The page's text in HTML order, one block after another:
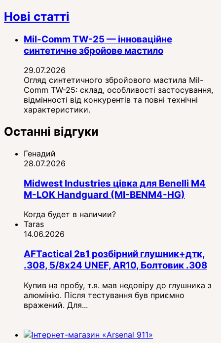
Нові статті
Mil-Comm TW-25 — інноваційне
синтетичне збройове мастило
29.07.2026
Огляд синтетичного збройового мастила Mil-
Comm TW-25: склад, особливості застосування,
відмінності від конкурентів та повні технічні
характеристики.
Останні відгуки
Генадий
28.07.2026
Midwest Industries цівка для Benelli M4
M-LOK Handguard (MI-BENM4-HG)
Когда будет в наличии?
Taras
14.06.2026
AFTactical 2в1 розбірний глушник+дтк,
.308, 5/8x24 UNEF, AR10, Болтовик .308
Купив на пробу, т.я. мав недовіру до глушника з
алюмінію. Після тестування був приємно
вражений. Для...